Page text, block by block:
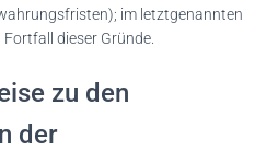
im letztgenannten
dieser Gründe.
zu den
der